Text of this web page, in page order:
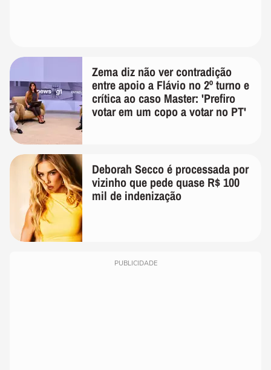
Zema diz não ver contradição
entre apoio a Flávio no 2º turno e
crítica ao caso Master: 'Prefiro
votar em um copo a votar no PT'
Deborah Secco é processada por
vizinho que pede quase R$ 100
mil de indenização
PUBLICIDADE